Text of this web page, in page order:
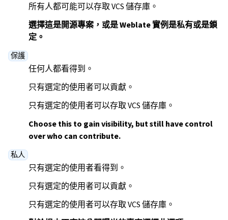
所有人都可能可以存取 VCS 儲存庫。
選擇這是開源專案，或是 Weblate 實例是私有或是鎖
定。
保護
任何人都看得到。
只有選定的使用者可以貢獻。
只有選定的使用者可以存取 VCS 儲存庫。
Choose this to gain visibility, but still have control
over who can contribute.
私人
只有選定的使用者看得到。
只有選定的使用者可以貢獻。
只有選定的使用者可以存取 VCS 儲存庫。